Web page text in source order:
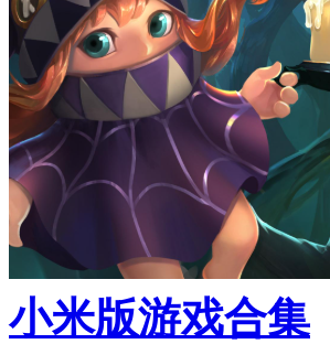
小米版游戏合集